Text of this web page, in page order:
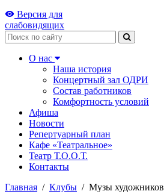
Версия для
слабовидящих
Поиск
О нас
Наша история
Концертный зал ОДРИ
Состав работников
Комфортность условий
Афиша
Новости
Репертуарный план
Кафе «Театральное»
Театр Т.О.О.Т.
Контакты
Главная / Клубы / Музы художников